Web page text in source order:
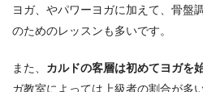
ヨガ、やパワーヨガに加えて、骨盤
のためのレッスンも多いです。
また、 カルドの客層は初めてヨガを
ガ教室によっては上級者の割合が多